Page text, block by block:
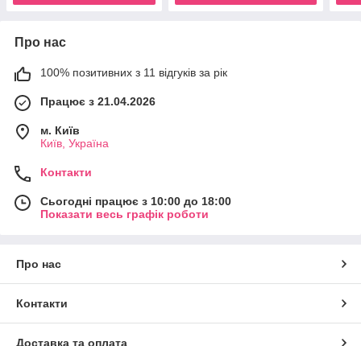
Про нас
100% позитивних з 11 відгуків за рік
Працює з 21.04.2026
м. Київ
Київ, Україна
Контакти
Сьогодні працює з 10:00 до 18:00
Показати весь графік роботи
Про нас
Контакти
Доставка та оплата